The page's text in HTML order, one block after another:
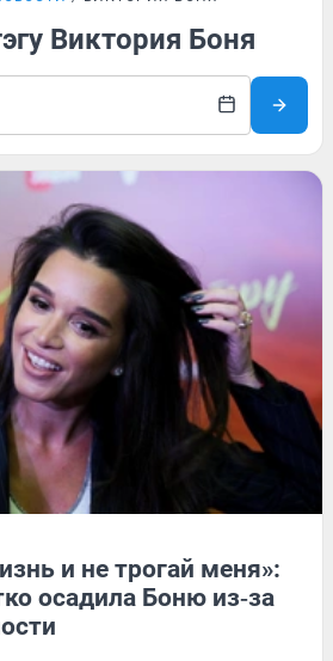
Виктория Боня
и не трогай меня»:
осадила Боню из‑за